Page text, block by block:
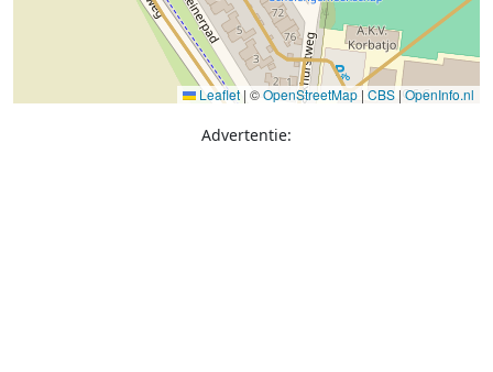
Leaflet | ©OpenStreetMap | CBS |OpenInfo.nl
Advertentie: